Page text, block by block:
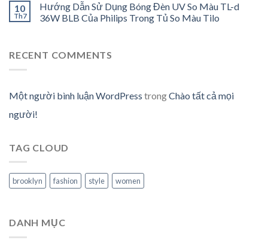
10
Th7
Hướng Dẫn Sử Dụng Bóng Đèn UV So Màu TL-d
36W BLB Của Philips Trong Tủ So Màu Tilo
RECENT COMMENTS
Một người bình luận WordPress trongChào tất cả mọi
người!
TAG CLOUD
brooklyn fashion style women
DANH MỤC